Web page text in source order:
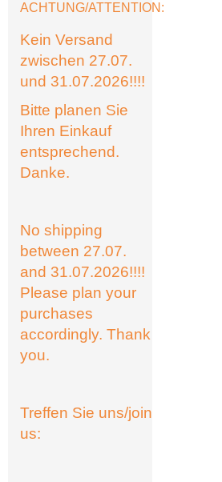
ACHTUNG/ATTENTION:
Kein Versand
zwischen 27.07.
und 31.07.2026!!!!
Bitte planen Sie
Ihren Einkauf
entsprechend.
Danke.
No shipping
between 27.07.
and 31.07.2026!!!!
Please plan your
purchases
accordingly. Thank
you.
Treffen Sie uns/join
us: